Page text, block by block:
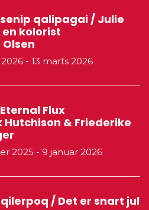
qalipagai / Julie
en kolorist
- 13 marts 2026
Flux
Hutchison & Friederike
2025 - 9 januar 2026
/ Det er snart jul